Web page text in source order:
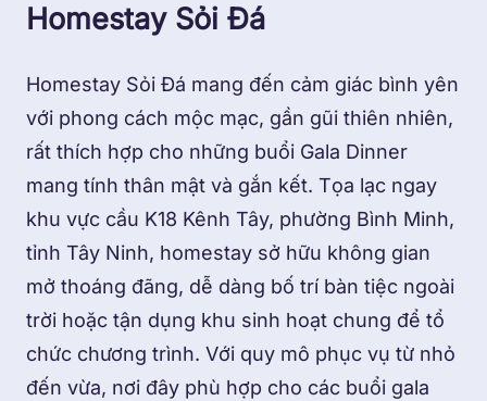
Homestay Sỏi Đá
Homestay Sỏi Đá mang đến cảm giác bình yên
với phong cách mộc mạc, gần gũi thiên nhiên,
rất thích hợp cho những buổi Gala Dinner
mang tính thân mật và gắn kết. Tọa lạc ngay
khu vực cầu K18 Kênh Tây, phường Bình Minh,
tỉnh Tây Ninh, homestay sở hữu không gian
mở thoáng đãng, dễ dàng bố trí bàn tiệc ngoài
trời hoặc tận dụng khu sinh hoạt chung để tổ
chức chương trình. Với quy mô phục vụ từ nhỏ
đến vừa, nơi đây phù hợp cho các buổi gala